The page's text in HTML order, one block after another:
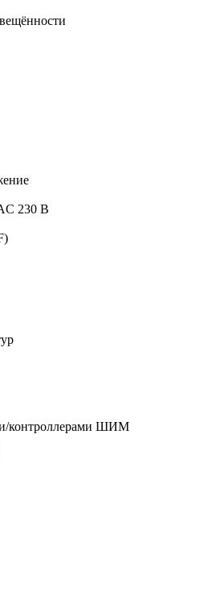
230 В
контроллерами ШИМ